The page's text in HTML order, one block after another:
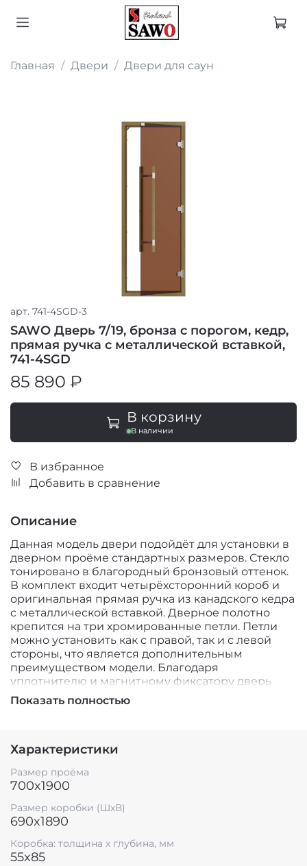
Главная Двери Двери для саун
арт. 741-4SGD-3
SAWO Дверь 7/19, бронза с порогом, кедр,
прямая ручка с металлической вставкой,
741-4SGD
85 890 ₽
В корзину
В наличии
В избранное
Добавить в сравнение
Описание
Данная модель двери подойдёт для установки в
дверном проёме стандартных размеров. Стекло
тонировано в благородный бронзовый оттенок.
В комплект входит четырёхсторонний короб и
оригинальная прямая ручка из канадского кедра
с металлической вставкой. Дверное полотно
крепится на три хромированные петли. Петли
можно установить как с правой, так и с левой
стороны, что является дополнительным
преимуществом модели. Благодаря
уплотнителю и магнитному фиксатору дверь
надёжно закрывается и не пропускает потоков
воздуха между помещениями.
дверь выполняет множество важных функций:
является ключевым элементом в
зонировании пространства сауны и
отвечает за поддержание микроклимата
непосредственно в парной;
создаёт необходимое настроение перед
банными процедурами;
дополняет общий замысел интерьера.
Показать полностью
Характеристики
Размер проёма
700x1900
Размер коробки (ШxВ)
690x1890
Коробка: толщина x глубина, мм
55x85